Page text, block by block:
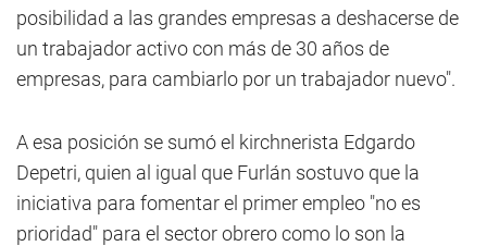
posibilidad a las grandes empresas a deshacerse de
un trabajador activo con más de 30 años de
empresas, para cambiarlo por un trabajador nuevo".
A esa posición se sumó el kirchnerista Edgardo
Depetri, quien al igual que Furlán sostuvo que la
iniciativa para fomentar el primer empleo "no es
prioridad" para el sector obrero como lo son la